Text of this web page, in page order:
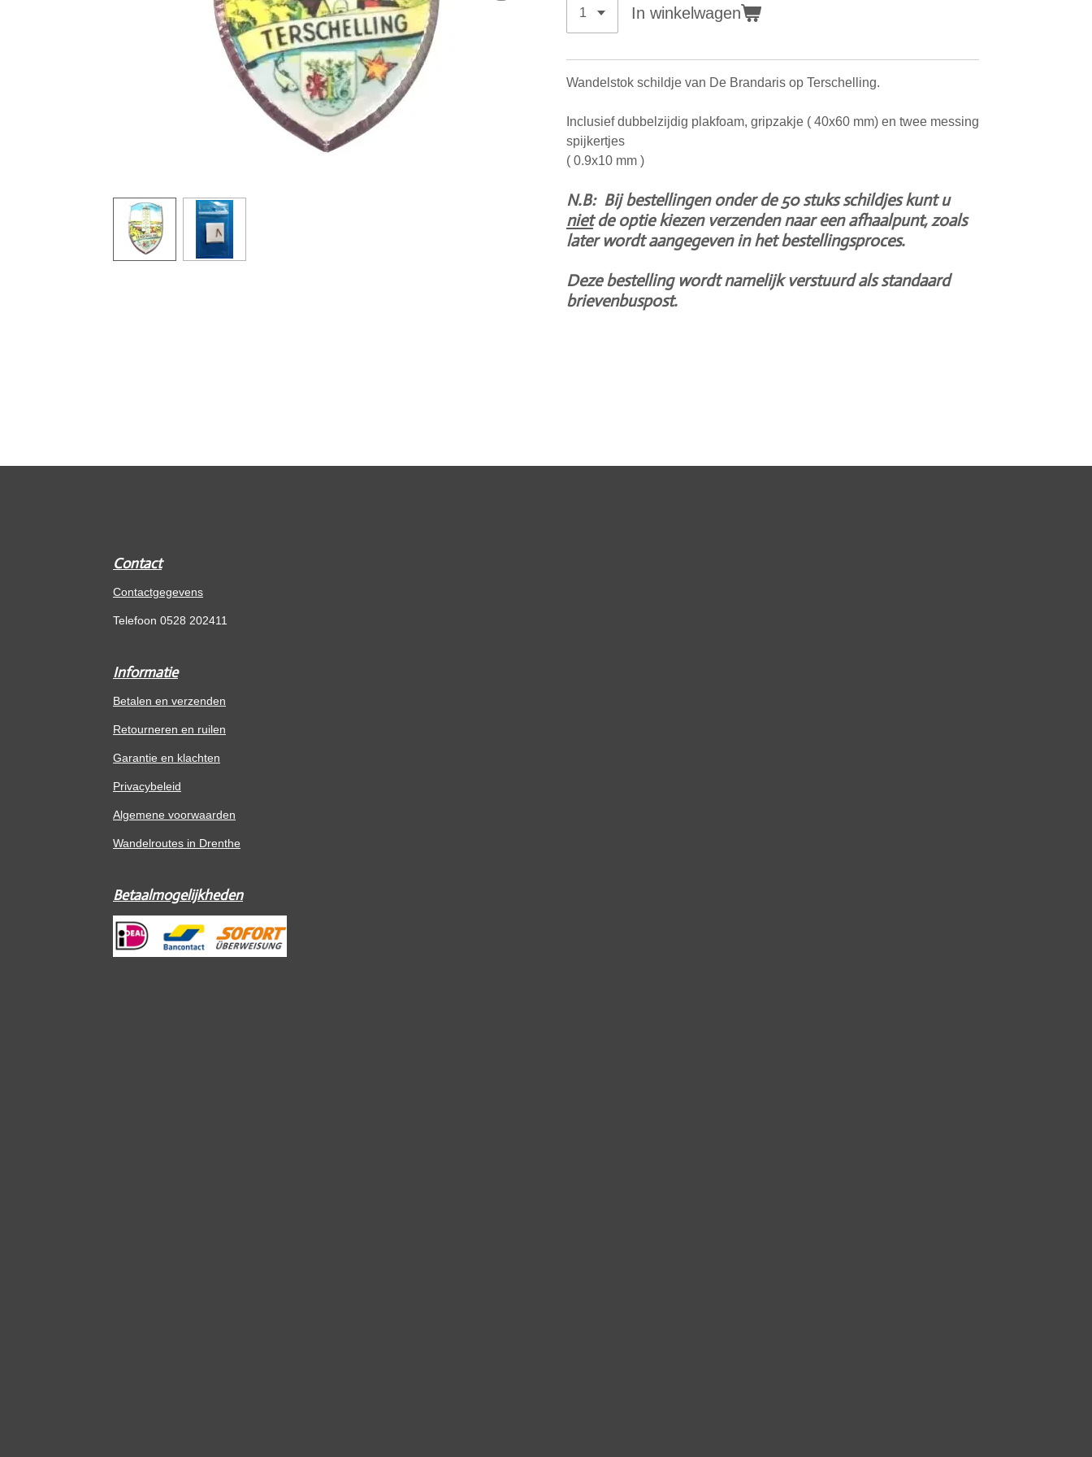
In winkelwagen
Wandelstok schildje van De Brandaris op Terschelling.
Inclusief dubbelzijdig plakfoam, gripzakje ( 40x60 mm) en twee messing
spijkertjes
( 0.9x10 mm )
N.B: Bij bestellingen onder de 50 stuks schildjes kunt u
nietde optie kiezen verzenden naar een afhaalpunt, zoals
later wordt aangegeven in het bestellingsproces.
Deze bestelling wordt namelijk verstuurd als standaard
brievenbuspost.
Contact
Contactgegevens
Telefoon 0528 202411
Informatie
Betalen en verzenden
Retourneren en ruilen
Garantie en klachten
Privacybeleid
Algemene voorwaarden
Wandelroutes in Drenthe
Betaalmogelijkheden